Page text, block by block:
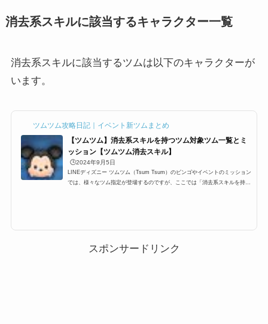
消去系スキルに該当するキャラクター一覧
消去系スキルに該当するツムは以下のキャラクターが
います。
ツムツム攻略日記｜イベント新ツムまとめ
【ツムツム】消去系スキルを持つツム対象ツム一覧とミ
ッション【ツムツム消去スキル】
🕒️2024年9月5日
LINEディズニー ツムツム（Tsum Tsum）のビンゴやイベントのミッション
では、様々なツム指定が登場するのですが、ここでは「消去系スキルを持つ
7」で記載されている消去系...
スポンサードリンク